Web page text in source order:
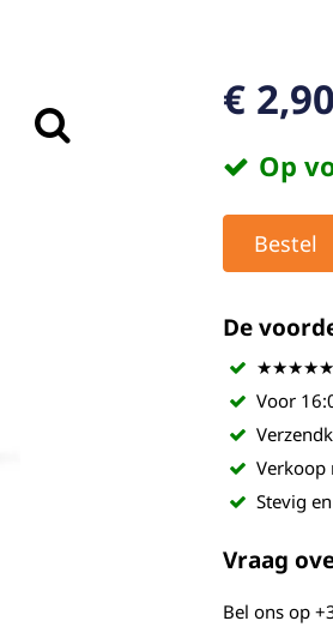
€ 2,90
Op
Bestel
De
★★★★★
Voor
Verkoop
Stevig
Vraag
Bel ons op